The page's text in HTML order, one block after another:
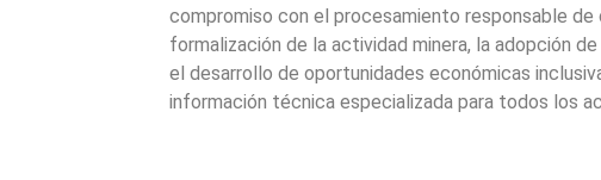
compromiso con el procesamiento responsable de
formalización de la actividad minera, la adopción
el desarrollo de oportunidades económicas
información técnica especializada para todos los